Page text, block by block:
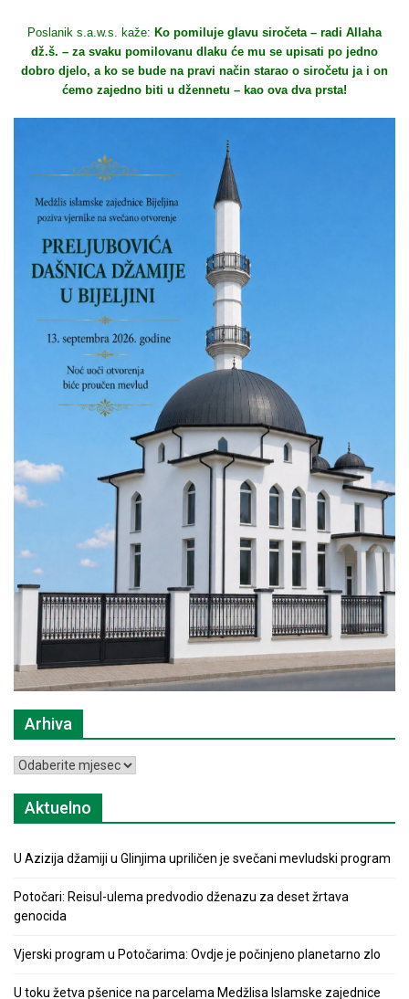
Poslanik s.a.w.s. kaže: Ko pomiluje glavu siročeta – radi Allaha
dž.š. – za svaku pomilovanu dlaku će mu se upisati po jedno
dobro djelo, a ko se bude na pravi način starao o siročetu ja i on
ćemo zajedno biti u džennetu – kao ova dva prsta!
Arhiva
Arhiva
Aktuelno
U Azizija džamiji u Glinjima upriličen je svečani mevludski program
Potočari: Reisul-ulema predvodio dženazu za deset žrtava
genocida
Vjerski program u Potočarima: Ovdje je počinjeno planetarno zlo
U toku žetva pšenice na parcelama Medžlisa Islamske zajednice